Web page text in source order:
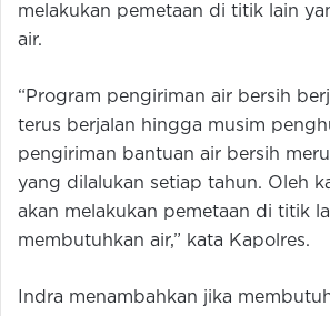
melakukan pemetaan di titik lain
air.
“Program pengiriman air bersih
terus berjalan hingga musim
pengiriman bantuan air bersih
yang dilalukan setiap tahun. Oleh
akan melakukan pemetaan di titik
membutuhkan air,” kata Kapolres.
Indra menambahkan jika